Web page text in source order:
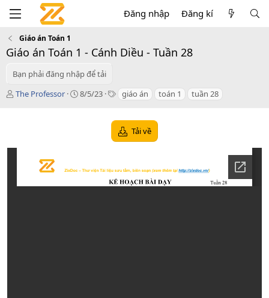
Đăng nhập Đăng kí
Giáo án Toán 1
Giáo án Toán 1 - Cánh Diều - Tuần 28
Bạn phải đăng nhập để tải
T
ả
The Professor
C
n
8/5/23
T giáo án toán 1 tuần 28
Tải về